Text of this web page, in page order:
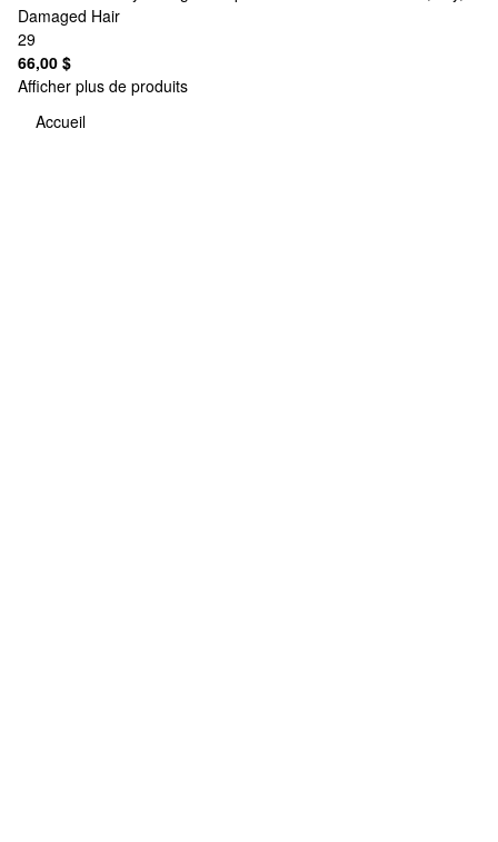
Damaged Hair
29
66,00 $
Afficher plus de produits
Accueil